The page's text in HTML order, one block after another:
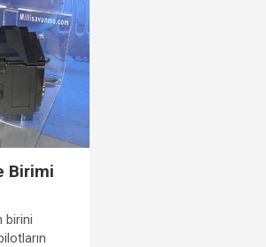
Birimi
birini